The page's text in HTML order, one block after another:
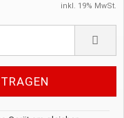
inkl. 19% MwSt.